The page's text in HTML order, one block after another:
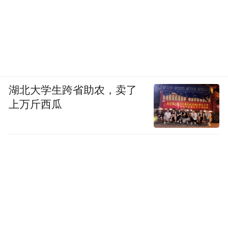
湖北大学生跨省助农，卖了
上万斤西瓜